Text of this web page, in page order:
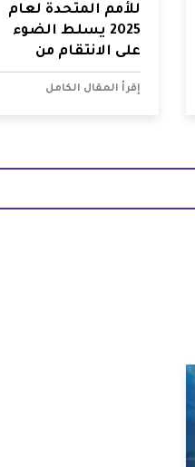
للأمم المتحدة لعام
2025 يسلط الضوء
على الانتقام من
المدافعين عن حقوق
الإنسان في منطقة
إقرأ المقال الكامل